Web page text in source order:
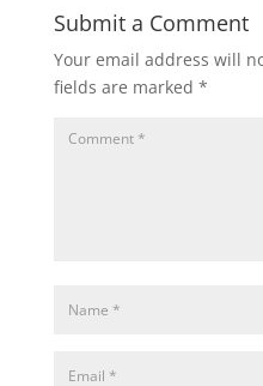
Submit a Comment
Your email address will
fields are marked *